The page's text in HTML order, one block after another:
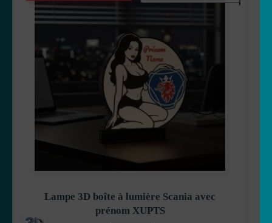
Lampe 3D boîte à lumière Scania avec
prénom XUPTS
49,90 €.